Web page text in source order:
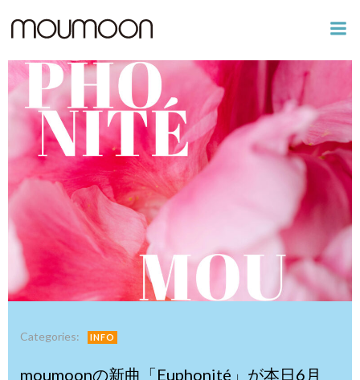
ン
ス
キ
ッ
プ
Categories: INFO
moumoonの新曲「Euphonité」が本日6月